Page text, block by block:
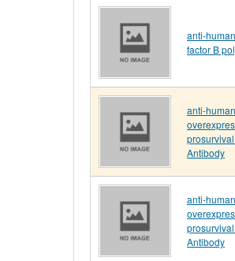
anti-
factor B
anti-
Antibody
anti-
Antibody